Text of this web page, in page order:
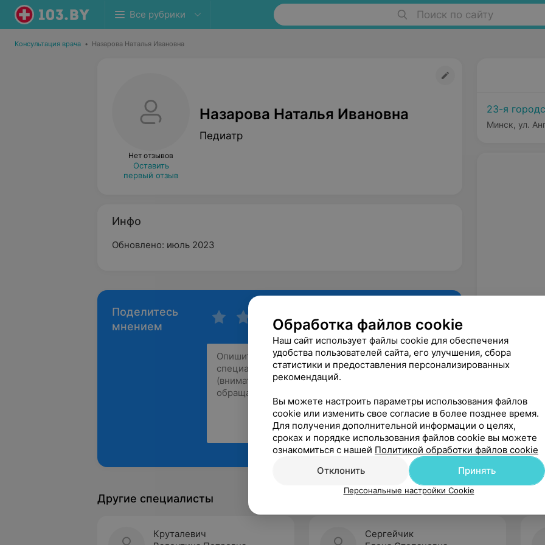
Все рубрики Поиск по сайту
Консультация врача • Назарова Наталья Ивановна
Нет отзывов
Оставить
первый отзыв
Назарова Наталья Ивановна
Педиатр
Инфо
Обновлено: июль 2023
Поделитесь
мнением
Рекомендую
23-я
Минск, ул.
Другие специалисты
Круталевич
Сергейчик
Обработка файлов cookie
Наш сайт использует файлы cookie для обеспечения
удобства пользователей сайта, его улучшения, сбора
статистики и предоставления персонализированных
рекомендаций.
Вы можете настроить параметры использования файлов
cookie или изменить свое согласие в более позднее время.
Для получения дополнительной информации о целях,
сроках и порядке использования файлов cookie вы можете
ознакомиться с нашей Политикой обработки файлов cookie
Отклонить
Принять
Персональные настройки Cookie